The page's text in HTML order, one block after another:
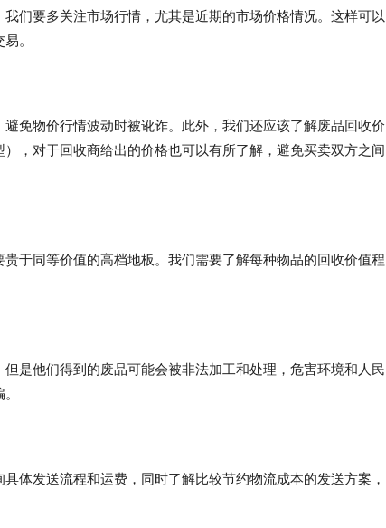
们要多关注市场行情，尤其是近期的市场价格情况。这样可以
。
免物价行情波动时被讹诈。此外，我们还应该了解废品回收价
，对于回收商给出的价格也可以有所了解，避免买卖双方之间
于同等价值的高档地板。我们需要了解每种物品的回收价值程
是他们得到的废品可能会被非法加工和处理，危害环境和人民
体发送流程和运费，同时了解比较节约物流成本的发送方案，